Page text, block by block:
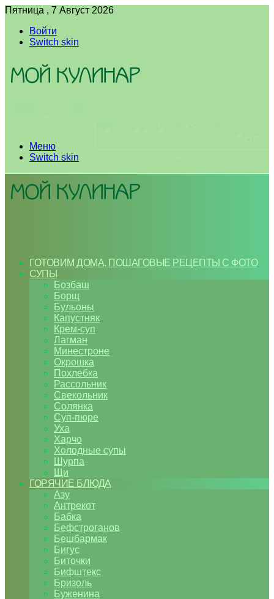
Пятница , 7 Август 2026
Войти
Switch skin
Меню
Switch skin
ГОТОВИМ ДОМА. ПОШАГОВЫЕ РЕЦЕПТЫ С ФОТО
СУПЫ
Бозбаш
Борщ
Бульоны
Капустняк
Крем-суп
Лагман
Минестроне
Окрошка
Похлебка
Рассольник
Свекольник
Солянка
Суп-пюре
Уха
Харчо
Холодные супы
Шурпа
Щи
ГОРЯЧИЕ БЛЮДА
Азу
Антрекот
Бабка
Бефстроганов
Бешбармак
Бигус
Биточки
Бифштекс
Бризоль
Буженина